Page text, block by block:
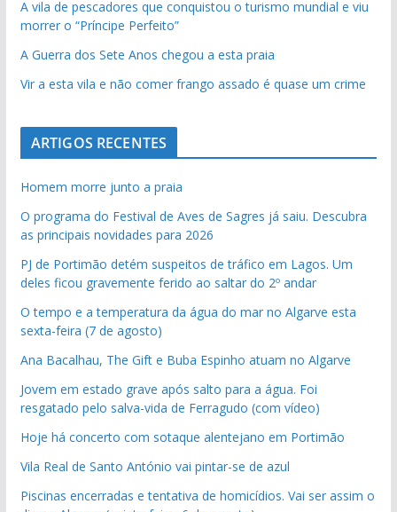
A vila de pescadores que conquistou o turismo mundial e viu
morrer o “Príncipe Perfeito”
A Guerra dos Sete Anos chegou a esta praia
Vir a esta vila e não comer frango assado é quase um crime
ARTIGOS RECENTES
Homem morre junto a praia
O programa do Festival de Aves de Sagres já saiu. Descubra
as principais novidades para 2026
PJ de Portimão detém suspeitos de tráfico em Lagos. Um
deles ficou gravemente ferido ao saltar do 2º andar
O tempo e a temperatura da água do mar no Algarve esta
sexta-feira (7 de agosto)
Ana Bacalhau, The Gift e Buba Espinho atuam no Algarve
Jovem em estado grave após salto para a água. Foi
resgatado pelo salva-vida de Ferragudo (com vídeo)
Hoje há concerto com sotaque alentejano em Portimão
Vila Real de Santo António vai pintar-se de azul
Piscinas encerradas e tentativa de homicídios. Vai ser assim o